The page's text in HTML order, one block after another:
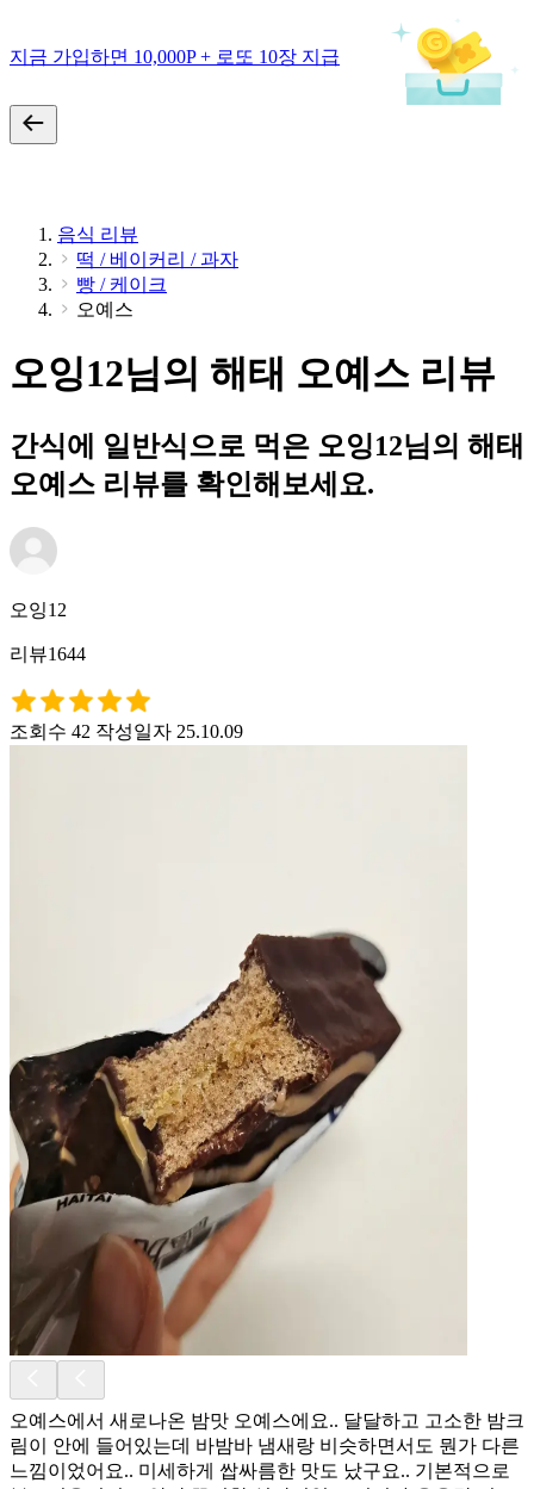
지금 가입하면 10,000P + 로또 10장 지급
음식 리뷰
떡 / 베이커리 / 과자
빵 / 케이크
오예스
오잉12님의 해태 오예스 리뷰
간식에 일반식으로 먹은 오잉12님의 해태
오예스 리뷰를 확인해보세요.
오잉12
리뷰1644
조회수 42 작성일자 25.10.09
오예스에서 새로나온 밤맛 오예스에요.. 달달하고 고소한 밤크
림이 안에 들어있는데 바밤바 냄새랑 비슷하면서도 뭔가 다른
느낌이었어요.. 미세하게 쌉싸름한 맛도 났구요.. 기본적으로